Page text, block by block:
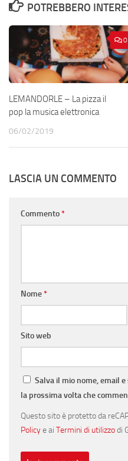
POTREBBERO
0
LEMANDORLE – La pizza il
pop la musica elettronica
06/02/2019
LASCIA UN COMMENTO
Commento*
Nome*
Sito web
Salva il mio nome, email
la prossima volta che
Questo sito è protetto da
Policye ai Termini di utilizzodi